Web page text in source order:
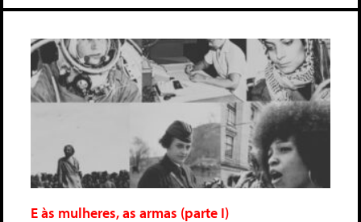
E às mulheres, as armas (parte I)